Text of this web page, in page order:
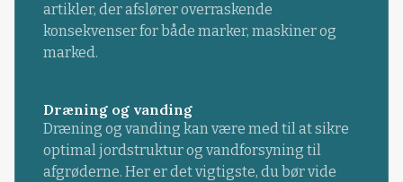
artikler, der afslører overraskende
konsekvenser for både marker, maskiner og
marked.
Dræning og vanding
Dræning og vanding kan være med til at sikre
optimal jordstruktur og vandforsyning til
afgrøderne. Her er det vigtigste, du bør vide